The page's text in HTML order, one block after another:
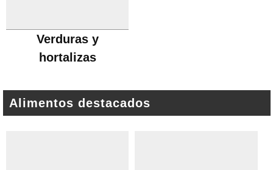
Verduras y
hortalizas
Alimentos destacados